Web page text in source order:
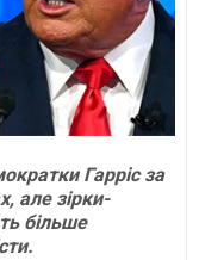
Гарріс за
але зірки-
більше